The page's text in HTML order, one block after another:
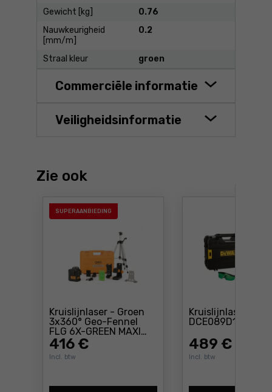
Gewicht [kg]
0.76
Nauwkeurigheid
[mm/m]
0.2
Straal kleur groen
Commerciële informatie
Veiligheidsinformatie
Zie ook
SUPERAANBIEDING
Kruislijnlaser - Groen
3x360° Geo-Fennel
FLG 6X-GREEN MAXI
SET
416 €
Incl. btw
Kruislijnlaser
DCE089D1G
489 €
Incl. btw